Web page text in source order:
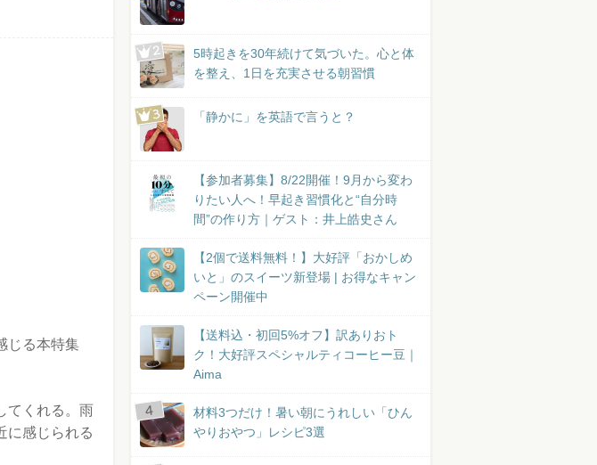
じる本特集
てくれる。雨
に感じられる
5時起きを30年続けて気づいた。心と体
を整え、1日を充実させる朝習慣
「静かに」を英語で言うと？
【参加者募集】8/22開催！9月から変わ
りたい人へ！早起き習慣化と“自分時
間”の作り方｜ゲスト：井上皓史さん
【2個で送料無料！】大好評「おかしめ
いと」のスイーツ新登場 | お得なキャン
ペーン開催中
【送料込・初回5%オフ】訳ありおト
ク！大好評スペシャルティコーヒー豆｜
Aima
材料3つだけ！暑い朝にうれしい「ひん
やりおやつ」レシピ3選